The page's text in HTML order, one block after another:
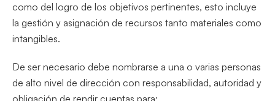
como del logro de los objetivos pertinentes, esto incluye
la gestión y asignación de recursos tanto materiales como
intangibles.
De ser necesario debe nombrarse a una o varias personas
de alto nivel de dirección con responsabilidad, autoridad y